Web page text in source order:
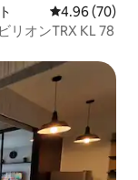
レビュー70
4.96 (70)
リオンTRX KL 78